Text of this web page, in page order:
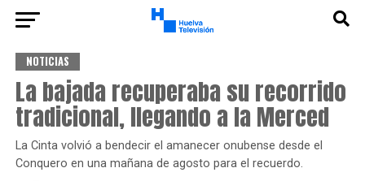
NOTICIAS
La bajada recuperaba su recorrido
tradicional, llegando a la Merced
La Cinta volvió a bendecir el amanecer onubense desde el
Conquero en una mañana de agosto para el recuerdo.